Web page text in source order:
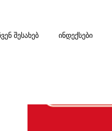
ᲨᲔᲡᲐᲮᲔᲑ ᲘᲜᲓᲔᲥᲡᲔᲑᲘ